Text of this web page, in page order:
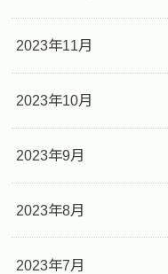
2023年11月
2023年10月
2023年9月
2023年8月
2023年7月